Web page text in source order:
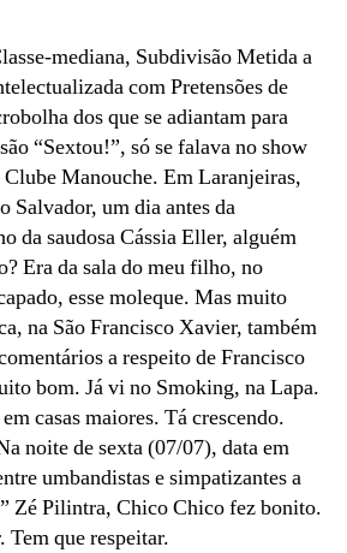
Chico
mediana, Subdivisão Metida a
com Pretensões de
dos que se adiantam para
“Sextou!”, só se falava no show
Manouche. Em Laranjeiras,
Salvador, um dia antes da
da saudosa Cássia Eller, alguém
Era da sala do meu filho, no
esse moleque. Mas muito
na São Francisco Xavier, também
a respeito de Francisco
bom. Já vi no Smoking, na Lapa.
casas maiores. Tá crescendo.
noite de sexta (07/07), data em
umbandistas e simpatizantes a
Zé Pilintra, Chico Chico fez bonito.
Tem que respeitar.